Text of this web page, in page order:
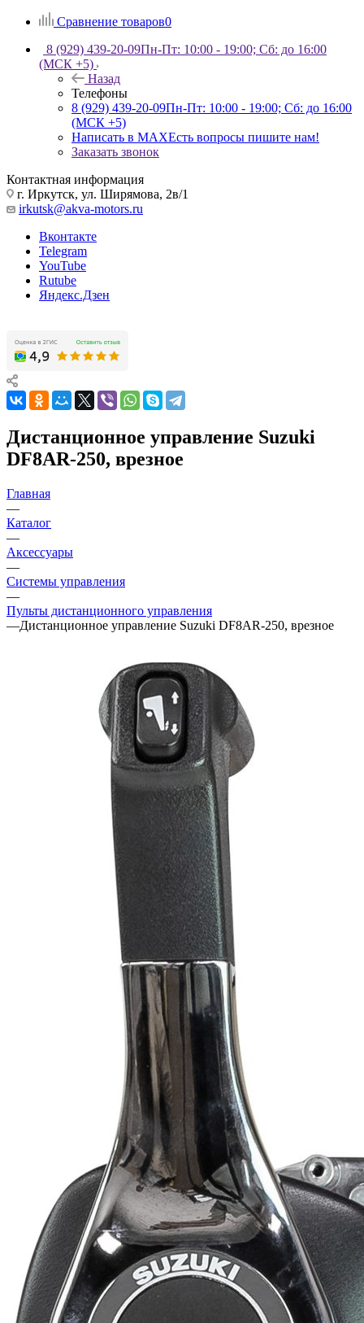
Сравнение товаров0
8 (929) 439-20-09Пн-Пт: 10:00 - 19:00; Сб: до 16:00
(МСК +5)
Назад
Телефоны
8 (929) 439-20-09Пн-Пт: 10:00 - 19:00; Сб: до 16:00
(МСК +5)
Написать в MAXЕсть вопросы пишите нам!
Заказать звонок
Контактная информация
г. Иркутск, ул. Ширямова, 2в/1
irkutsk@akva-motors.ru
Вконтакте
Telegram
YouTube
Rutube
Яндекс.Дзен
Дистанционное управление Suzuki
DF8AR-250, врезное
Главная
—
Каталог
—
Аксессуары
—
Системы управления
—
Пульты дистанционного управления
—Дистанционное управление Suzuki DF8AR-250, врезное